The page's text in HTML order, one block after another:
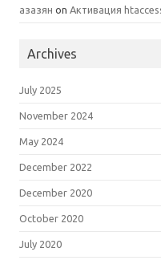
азазян on Активация
Archives
July 2025
November 2024
May 2024
December 2022
December 2020
October 2020
July 2020